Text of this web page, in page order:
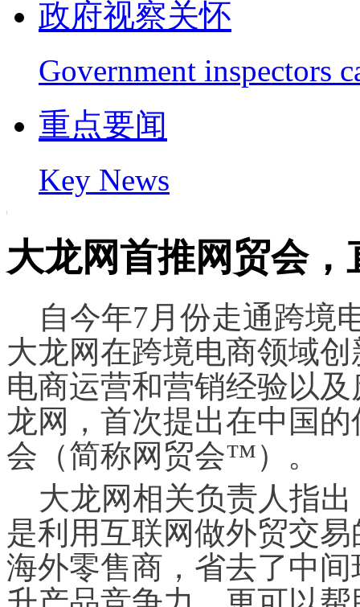
政府视察关怀
Government inspectors
重点要闻
Key News
大龙网首推网贸会
大龙网在跨境电商领域
电商运营和营销经验以
龙网，首次提出在中国
会（简称网贸会™）。
大龙网相关负责人指
是利用互联网做外贸交
海外零售商，省去了中